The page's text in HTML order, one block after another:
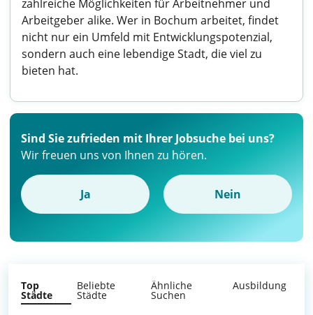
zahlreiche Möglichkeiten für Arbeitnehmer und
Arbeitgeber alike. Wer in Bochum arbeitet, findet
nicht nur ein Umfeld mit Entwicklungspotenzial,
sondern auch eine lebendige Stadt, die viel zu
bieten hat.
Sind Sie zufrieden mit Ihrer Jobsuche bei uns?
Wir freuen uns von Ihnen zu hören.
Ja Nein
Top
Städte
Beliebte
Städte
Ähnliche
Suchen
Ausbildung